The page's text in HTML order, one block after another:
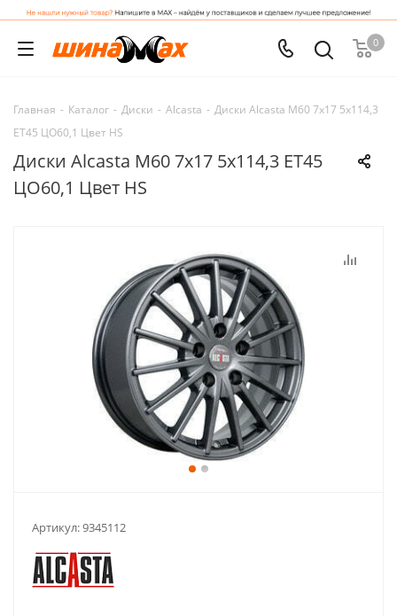
0
Главная - Каталог - Диски - Alcasta - Диски Alcasta M60 7x17 5x114,3
ET45 ЦО60,1 Цвет HS
Диски Alcasta M60 7x17 5x114,3 ET45
ЦО60,1 Цвет HS
Артикул:9345112